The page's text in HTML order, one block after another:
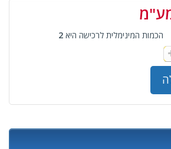
הכמות המינימלית לרכישה היא 2